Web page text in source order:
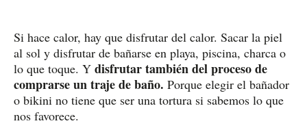
Si hace calor, hay que disfrutar del calor. Sacar la piel
al sol y disfrutar de bañarse en playa, piscina, charca o
lo que toque. Y disfrutar también del proceso de
comprarse un traje de baño. Porque elegir el bañador
o bikini no tiene que ser una tortura si sabemos lo que
nos favorece.